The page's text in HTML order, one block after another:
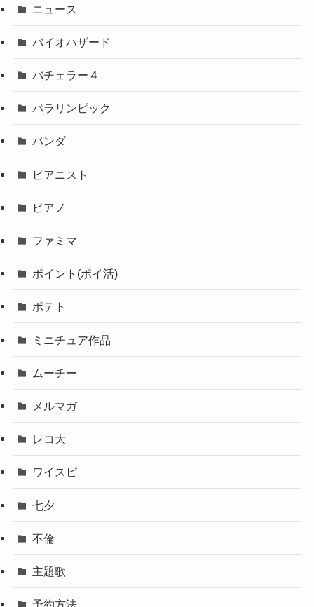
ニュース
バイオハザード
バチェラー４
パラリンピック
パンダ
ピアニスト
ピアノ
ファミマ
ポイント(ポイ活)
ポテト
ミニチュア作品
ムーチー
メルマガ
レコ大
ワイスピ
七夕
不倫
主題歌
予約方法